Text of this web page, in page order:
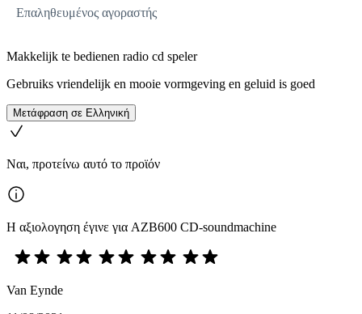
Επαληθευμένος αγοραστής
Makkelijk te bedienen radio cd speler
Gebruiks vriendelijk en mooie vormgeving en geluid is goed
Μετάφραση σε Ελληνική
Ναι, προτείνω αυτό το προϊόν
Η αξιολογηση έγινε για AZB600 CD-soundmachine
Van Eynde